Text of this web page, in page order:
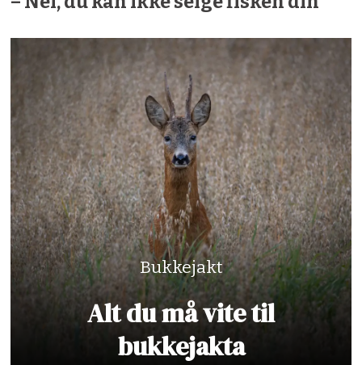
Bukkejakt
Alt du må vite til
bukkejakta